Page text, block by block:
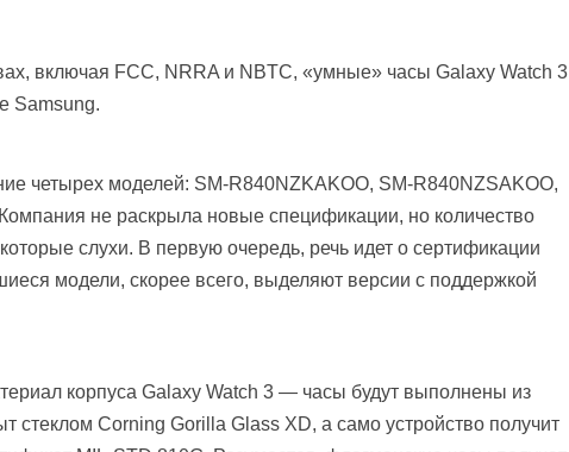
включая FCC, NRRA и NBTC, «умные» часы Galaxy Watch 3
Samsung.
четырех моделей: SM-R840NZKAKOO, SM-R840NZSAKOO,
не раскрыла новые спецификации, но количество
слухи. В первую очередь, речь идет о сертификации
модели, скорее всего, выделяют версии с поддержкой
корпуса Galaxy Watch 3 — часы будут выполнены из
стеклом Corning Gorilla Glass XD, а само устройство получит